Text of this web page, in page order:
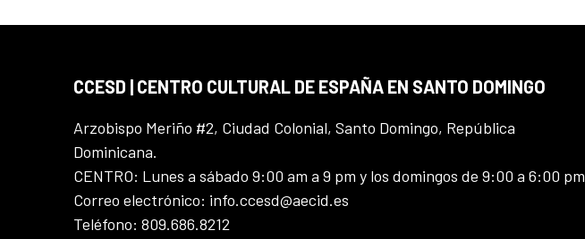
CCESD | CENTRO CULTURAL DE ESPAÑA EN SANTO DOMINGO
Arzobispo Meriño #2, Ciudad Colonial, Santo Domingo, República
Dominicana.
CENTRO: Lunes a sábado 9:00 am a 9 pm y los domingos de 9:00 a 6:00 pm
Correo electrónico: info.ccesd@aecid.es
Teléfono: 809.686.8212